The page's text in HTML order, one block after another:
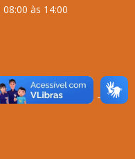
às 14:00
\ ANAPURUS – MA